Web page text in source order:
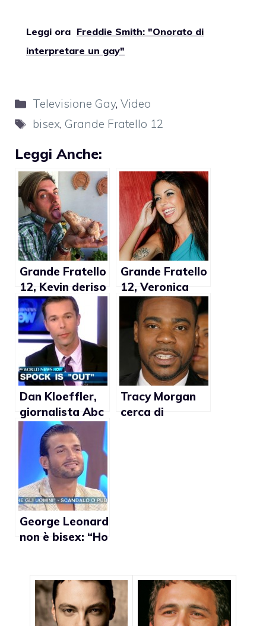
Leggi ora Freddie Smith: "Onorato di
interpretare un gay"
Categorie
Televisione Gay,Video
Tag
bisex, Grande Fratello 12
Leggi Anche:
Grande Fratello
12, Kevin deriso
da Maicol Berti:
“Non ho copie
grasse”
Grande Fratello
12, Veronica
Ciardi: “Gaia ha
avuto coraggio
a fare outing”
Dan Kloeffler,
giornalista Abc
News: “Anche io
sono gay,
Zachary Quinto
mi ha ispirato”
Tracy Morgan
cerca di
George Leonard
non è bisex: “Ho
voglio tanto
bene”